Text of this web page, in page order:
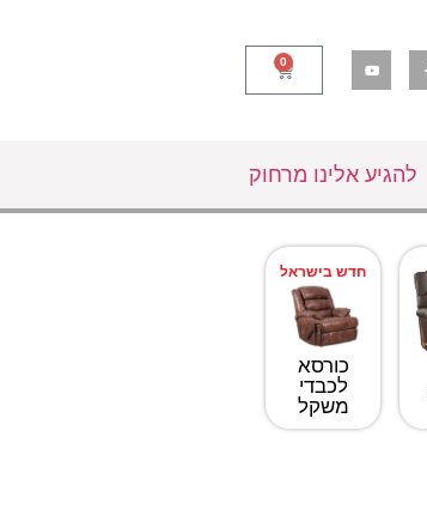
0
להגיע אלינו מרחוק
חדש בישראל
כורסא
לכבדי
משקל